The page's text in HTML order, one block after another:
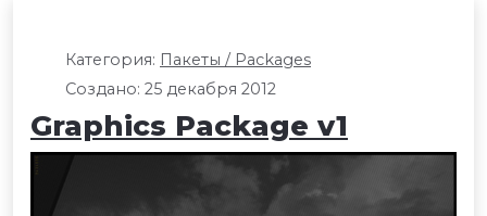
Категория: Пакеты / Packages
Создано: 25 декабря 2012
Graphics Package v1